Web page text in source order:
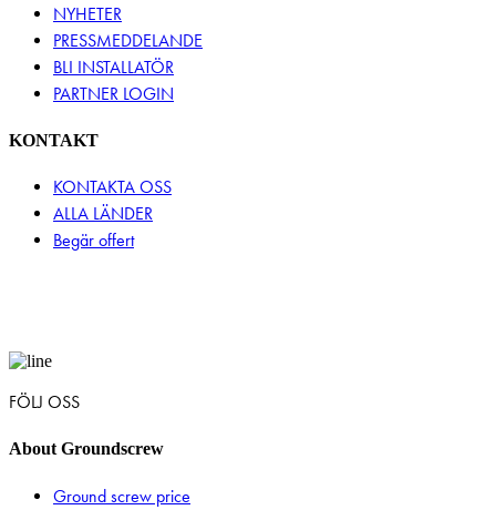
NYHETER
PRESSMEDDELANDE
BLI INSTALLATÖR
PARTNER LOGIN
KONTAKT
KONTAKTA OSS
ALLA LÄNDER
Begär offert
FÖLJ OSS
About Groundscrew
Ground screw price